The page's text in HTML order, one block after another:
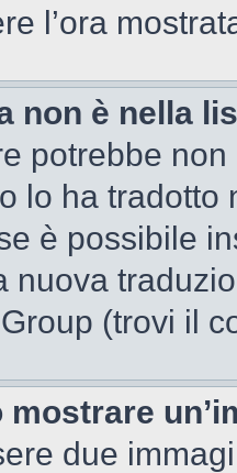
l’ora
non è nella
potrebbe
lo ha
è possibile
nuova
(trovi il
mostrare
due